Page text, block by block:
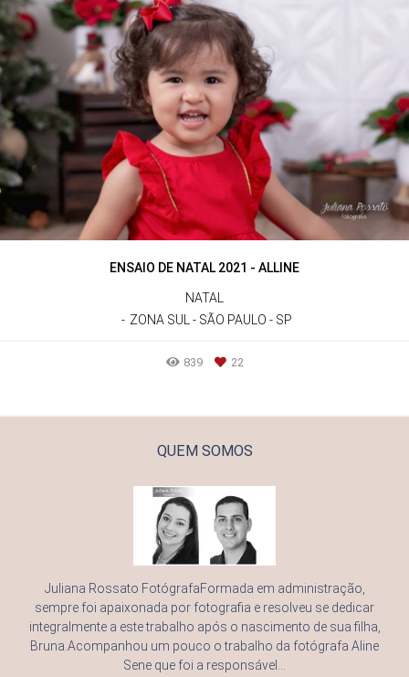
ENSAIO DE NATAL 2021 - ALLINE
NATAL
ZONA SUL - SÃO PAULO - SP
839 22
QUEM SOMOS
Juliana Rossato FotógrafaFormada em administração,
sempre foi apaixonada por fotografia e resolveu se dedicar
integralmente a este trabalho após o nascimento de sua filha,
Bruna.Acompanhou um pouco o trabalho da fotógrafa Aline
Sene que foi a responsável...